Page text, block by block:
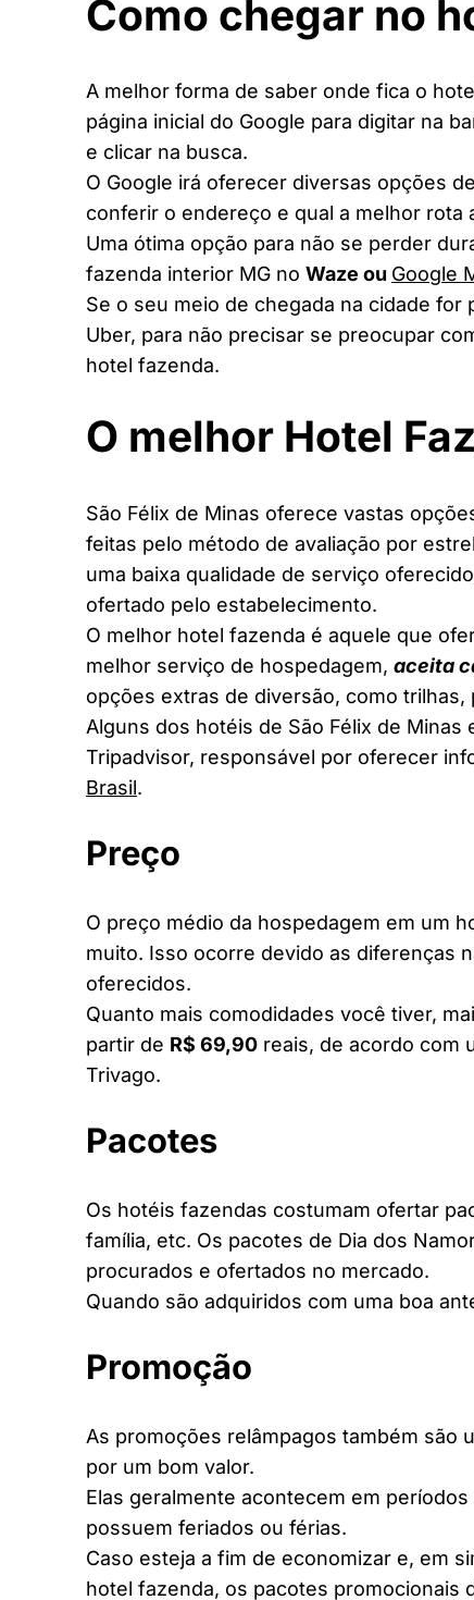
Como chegar no
A melhor forma de saber onde fica o
página inicial do Google para digitar na
e clicar na busca.
O Google irá oferecer diversas opções
conferir o endereço e qual a melhor rota
Uma ótima opção para não se perder
fazenda interior MG no Waze ou Google
Se o seu meio de chegada na cidade
Uber, para não precisar se preocupar
hotel fazenda.
O melhor Hotel
São Félix de Minas oferece vastas
feitas pelo método de avaliação por
uma baixa qualidade de serviço
ofertado pelo estabelecimento.
O melhor hotel fazenda é aquele que
melhor serviço de hospedagem, aceita
opções extras de diversão, como
Alguns dos hotéis de São Félix de
Tripadvisor, responsável por oferecer
Brasil.
Preço
O preço médio da hospedagem em um
muito. Isso ocorre devido as diferenças
oferecidos.
Quanto mais comodidades você tiver,
partir de R$ 69,90 reais, de acordo com
Trivago.
Pacotes
Os hotéis fazendas costumam ofertar
família, etc. Os pacotes de Dia dos
procurados e ofertados no mercado.
Quando são adquiridos com uma boa
Promoção
As promoções relâmpagos também são
por um bom valor.
Elas geralmente acontecem em
possuem feriados ou férias.
Caso esteja a fim de economizar e, em
hotel fazenda, os pacotes promocionais